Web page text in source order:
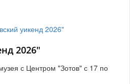
2026"
с Центром "Зотов" с 17 по